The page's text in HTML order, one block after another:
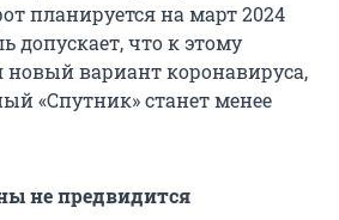
планируется на март 2024
допускает, что к этому
новый вариант коронавируса,
«Спутник» станет менее
не предвидится